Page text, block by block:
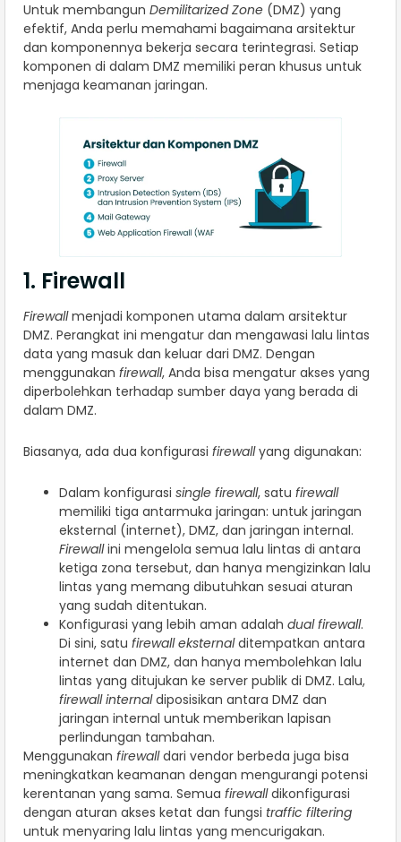
Untuk membangun Demilitarized Zone (DMZ) yang
efektif, Anda perlu memahami bagaimana arsitektur
dan komponennya bekerja secara terintegrasi. Setiap
komponen di dalam DMZ memiliki peran khusus untuk
menjaga keamanan jaringan.
1. Firewall
Firewallmenjadi komponen utama dalam arsitektur
DMZ. Perangkat ini mengatur dan mengawasi lalu lintas
data yang masuk dan keluar dari DMZ. Dengan
menggunakan firewall, Anda bisa mengatur akses yang
diperbolehkan terhadap sumber daya yang berada di
dalam DMZ.
Biasanya, ada dua konfigurasi firewallyang digunakan:
Dalam konfigurasi single firewall, satu firewall
memiliki tiga antarmuka jaringan: untuk jaringan
eksternal (internet), DMZ, dan jaringan internal.
Firewallini mengelola semua lalu lintas di antara
ketiga zona tersebut, dan hanya mengizinkan lalu
lintas yang memang dibutuhkan sesuai aturan
yang sudah ditentukan.
Konfigurasi yang lebih aman adalah dual firewall.
Di sini, satu firewall eksternalditempatkan antara
internet dan DMZ, dan hanya membolehkan lalu
lintas yang ditujukan ke server publik di DMZ. Lalu,
firewall internaldiposisikan antara DMZ dan
jaringan internal untuk memberikan lapisan
perlindungan tambahan.
Menggunakan firewalldari vendor berbeda juga bisa
meningkatkan keamanan dengan mengurangi potensi
kerentanan yang sama. Semua firewalldikonfigurasi
dengan aturan akses ketat dan fungsi traffic filtering
untuk menyaring lalu lintas yang mencurigakan.